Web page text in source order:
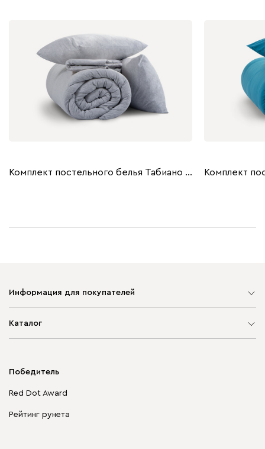
Комплект постельного белья Табиано евро Melange
Информация для покупателей
Каталог
Корпусная мебель
Столы и стулья
Победитель
Red Dot Award
Рейтинг рунета